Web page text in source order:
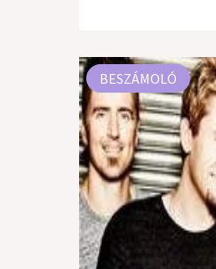
BESZÁMOLÓ